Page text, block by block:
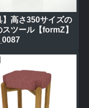
】高さ350サイズの
スツール【formZ】